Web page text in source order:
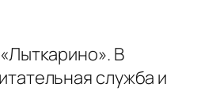
В
служба и